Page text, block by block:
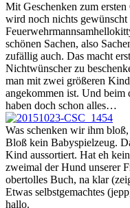
Mit Geschenken zum ersten
wird noch nichts
schönen Sachen, also
zufällig auch. Das macht
Nichtwünscher zu
man mit zwei größeren
angekommen ist. Und
haben doch schon alles…
Was schenken wir ihm
Bloß kein Babyspielzeug.
Kind aussortiert. Hat eh
zweimal der Hund unserer
obertolles Buch, na klar
Etwas selbstgemachtes
hallo.